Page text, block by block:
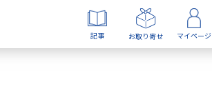
記事 お取り寄せ マイページ